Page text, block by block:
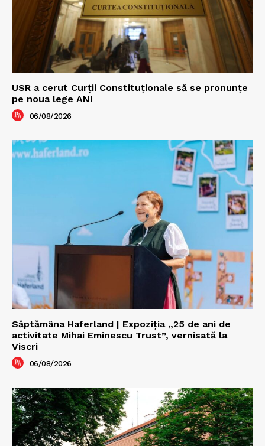
USR a cerut Curții Constituționale să se pronunțe
pe noua lege ANI
06/08/2026
Săptămâna Haferland | Expoziţia „25 de ani de
activitate Mihai Eminescu Trust”, vernisată la
Viscri
06/08/2026